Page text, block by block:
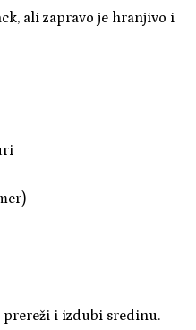
ali zapravo je hranjivo i
i izdubi sredinu.